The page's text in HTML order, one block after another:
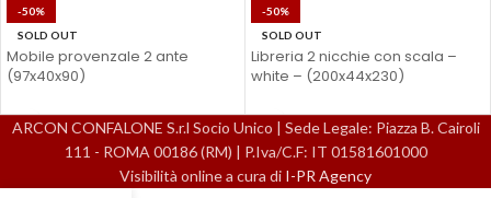
-50%
SOLD OUT
Mobile provenzale 2 ante
(97x40x90)
-50%
SOLD OUT
Libreria 2 nicchie con scala –
white – (200x44x230)
ARCON CONFALONE S.r.l Socio Unico | Sede Legale: Piazza B. Cairoli
111 - ROMA 00186 (RM) | P.Iva/C.F: IT 01581601000
Visibilità online a cura di I-PR Agency